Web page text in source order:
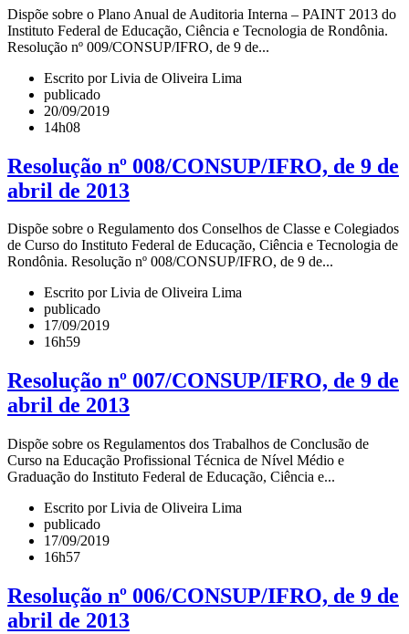
Dispõe sobre o Plano Anual de Auditoria Interna – PAINT 2013 do
Instituto Federal de Educação, Ciência e Tecnologia de Rondônia.
Resolução nº 009/CONSUP/IFRO, de 9 de...
Escrito por Livia de Oliveira Lima
publicado
20/09/2019
14h08
Resolução nº 008/CONSUP/IFRO, de 9 de
abril de 2013
Dispõe sobre o Regulamento dos Conselhos de Classe e Colegiados
de Curso do Instituto Federal de Educação, Ciência e Tecnologia de
Rondônia. Resolução nº 008/CONSUP/IFRO, de 9 de...
Escrito por Livia de Oliveira Lima
publicado
17/09/2019
16h59
Resolução nº 007/CONSUP/IFRO, de 9 de
abril de 2013
Dispõe sobre os Regulamentos dos Trabalhos de Conclusão de
Curso na Educação Profissional Técnica de Nível Médio e
Graduação do Instituto Federal de Educação, Ciência e...
Escrito por Livia de Oliveira Lima
publicado
17/09/2019
16h57
Resolução nº 006/CONSUP/IFRO, de 9 de
abril de 2013